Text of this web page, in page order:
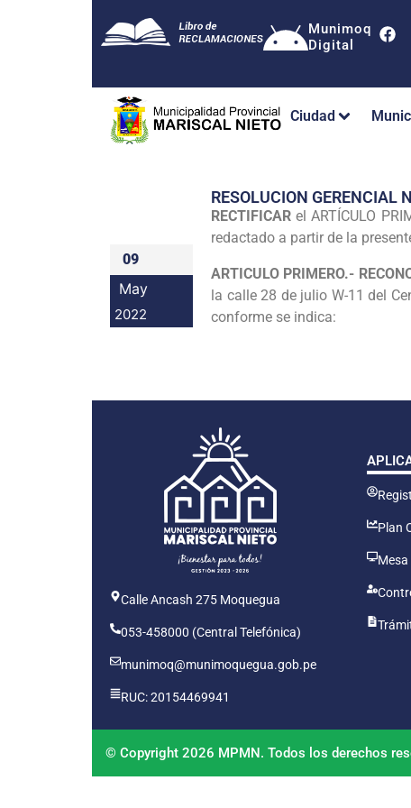
Munimoq
Digital
Ciudad
09
May
2022
RESOLUCION
RECTIFICAR el ARTÍCULO
redactado a partir de la
ARTICULO PRIMERO.-
la calle 28 de julio W-11 del
conforme se indica:
Calle Ancash 275 Moquegua
053-458000 (Central Telefónica)
munimoq@munimoquegua.gob.pe
RUC: 20154469941
Plan
Mesa
© Copyright 2026 MPMN. Todos los derechos